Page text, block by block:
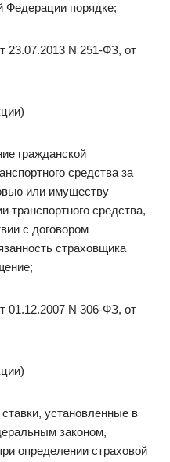
Федерации порядке;
23.07.2013 N 251-ФЗ, от
гражданской
средства за
или имуществу
транспортного средства,
с договором
страховщика
01.12.2007 N 306-ФЗ, от
установленные в
законом,
определении страховой